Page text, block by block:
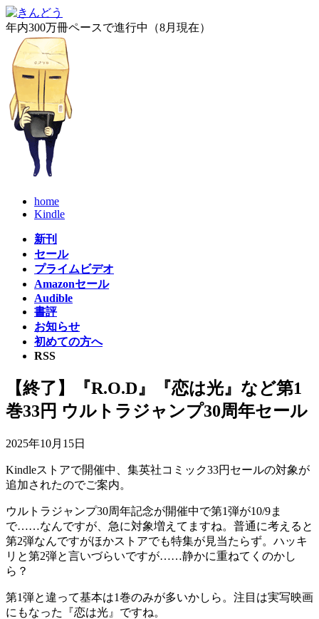
コ
ン
ン
ツ
へ
ス
キ
ッ
ナ
ビ
ー
シ
ョ
ン
に
移
年内300万冊ペースで進行中（8月現在）
home
Kindle
新刊
セール
プライムビデオ
Amazonセール
Audible
書評
お知らせ
初めての方へ
RSS
【終了】『R.O.D』『恋は光』など第1
巻33円 ウルトラジャンプ30周年セール
2025年10月15日
Kindleストアで開催中、集英社コミック33円セールの対象が
追加されたのでご案内。
ウルトラジャンプ30周年記念が開催中で第1弾が10/9ま
で……なんですが、急に対象増えてますね。普通に考えると
第2弾なんですがほかストアでも特集が見当たらず。ハッキ
リと第2弾と言いづらいですが……静かに重ねてくのかし
ら？
第1弾と違って基本は1巻のみが多いかしら。注目は実写映画
にもなった『恋は光』ですね。